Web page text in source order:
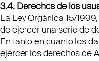
3.4. Derechos de los
La Ley Orgánica 15/
de ejercer una serie de
En tanto en cuanto los
ejercer los derechos de